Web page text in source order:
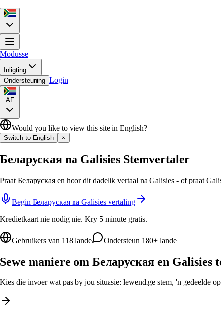
Modusse
Inligting
Ondersteuning Login
AF
Would you like to view this site in English?
Switch to English ×
Беларуская na Galisies Stemvertaler
Praat Беларуская en hoor dit dadelik vertaal na Galisies - of praat
Begin Беларуская na Galisies vertaling
Kredietkaart nie nodig nie. Kry 5 minute gratis.
Gebruikers van 118 lande Ondersteun 180+ lande
Sewe maniere om Беларуская en Galisies
Kies die invoer wat pas by jou situasie: lewendige stem, 'n gedeelde